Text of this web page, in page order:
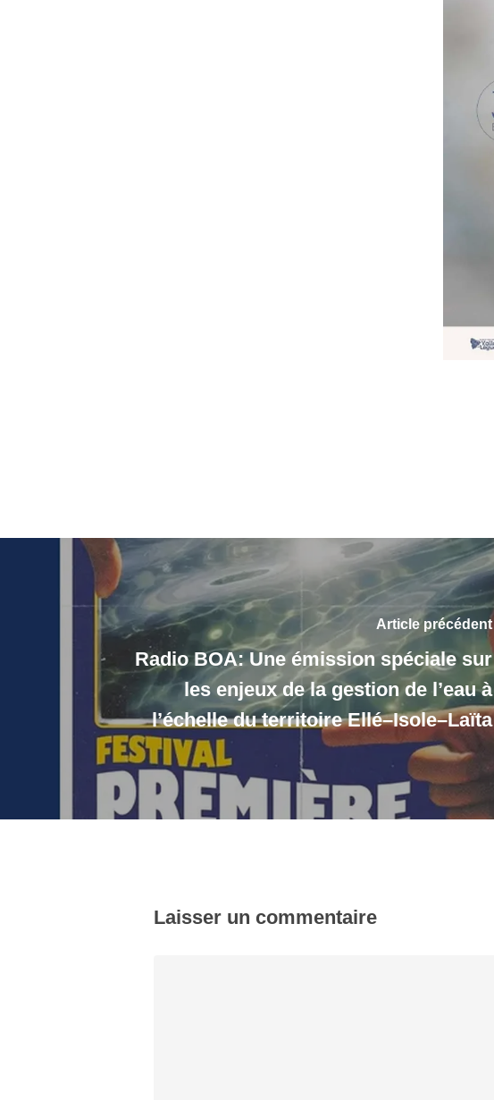
Article précédent
Radio BOA: Une émission spéciale sur
les enjeux de la gestion de l’eau à
l’échelle du territoire Ellé–Isole–Laïta
Laisser un commentaire